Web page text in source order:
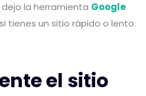
la herramienta Google
tienes un sitio rápido o lento.
el sitio